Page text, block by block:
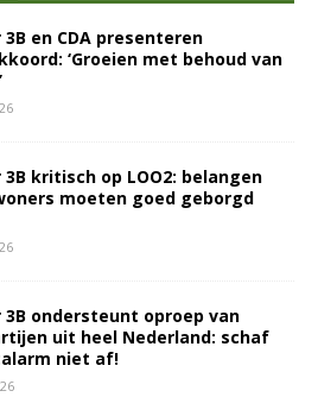
en CDA presenteren
‘Groeien met behoud van
kritisch op LOO2: belangen
moeten goed geborgd
3B ondersteunt oproep van
uit heel Nederland: schaf
niet af!